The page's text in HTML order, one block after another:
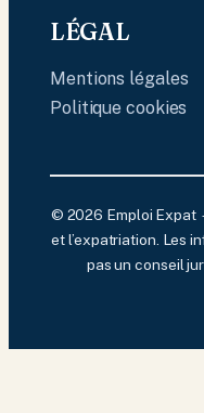
LÉGAL
Mentions légales
Politique cookies
© 2026 Emploi Expat
et l’expatriation. Les
pas un conseil